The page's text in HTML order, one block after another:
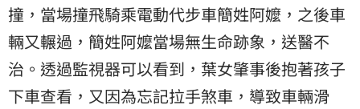
撞，當場撞飛騎乘電動代步車簡姓阿嬤，之後車
輛又輾過，簡姓阿嬤當場無生命跡象，送醫不
治。透過監視器可以看到，葉女肇事後抱著孩子
下車查看，又因為忘記拉手煞車，導致車輛滑